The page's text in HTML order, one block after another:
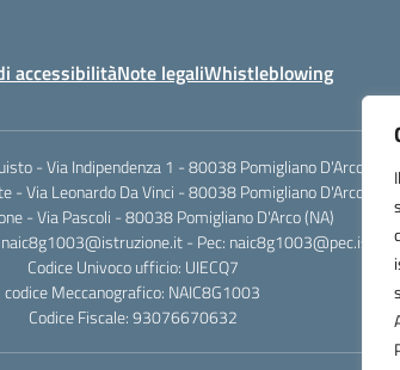
accessibilitàNote legaliWhistleblowing
- Via Indipendenza 1 - 80038 Pomigliano D'Arco (NA)
- Via Leonardo Da Vinci - 80038 Pomigliano D'Arco (NA)
- Via Pascoli - 80038 Pomigliano D'Arco (NA)
- Pec:
Codice Univoco ufficio: UIECQ7
codice Meccanografico: NAIC8G1003
Codice Fiscale: 93076670632